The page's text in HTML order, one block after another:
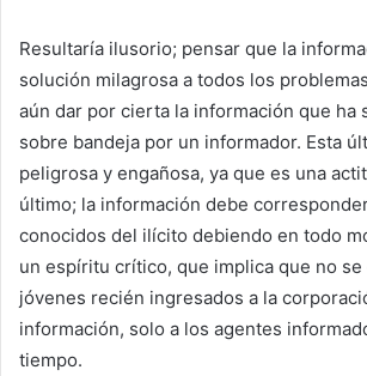
Resultaría ilusorio; pensar que la
solución milagrosa a todos los
aún dar por cierta la información que ha
sobre bandeja por un informador. Esta
peligrosa y engañosa, ya que es una
último; la información debe
conocidos del ilícito debiendo en todo
un espíritu crítico, que implica que no se
jóvenes recién ingresados a la
información, solo a los agentes
tiempo.